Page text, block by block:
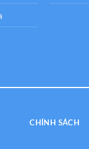
CHÍNH SÁCH